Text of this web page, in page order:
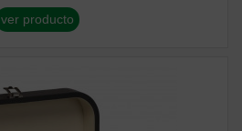
ver producto